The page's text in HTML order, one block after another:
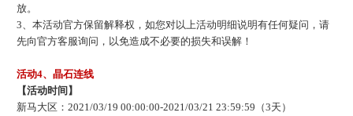
放。
3、本活动官方保留解释权，如您对以上活动明细说明有任何疑问，请
先向官方客服询问，以免造成不必要的损失和误解！
活动4、晶石连线
【活动时间】
新马大区： 2021/03/19 00:00:00-2021/03/21 23:59:59（3天）